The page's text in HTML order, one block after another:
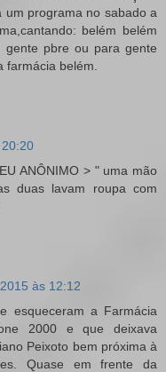
um programa no sabado a
belém belém
gente pbre ou para gente
farmácia belém.
ANÔNIMO > " uma mão
duas lavam roupa com
às 12:12
esqueceram a Farmácia
2000 e que deixava
Peixoto bem próxima à
Quase em frente da